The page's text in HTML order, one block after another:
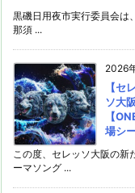
黒磯日用夜市実行委員会は
那須 ...
2026
【セ
ソ大
【
場シ
この度、セレッソ大阪の新
ーマソング ...